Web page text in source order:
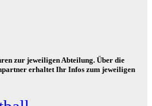
zur jeweiligen Abteilung. Über die
erhaltet Ihr Infos zum jeweiligen